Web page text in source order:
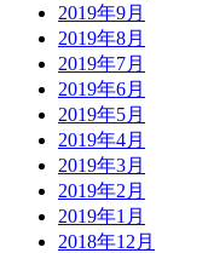
2019年9月
2019年8月
2019年7月
2019年6月
2019年5月
2019年4月
2019年3月
2019年2月
2019年1月
2018年12月